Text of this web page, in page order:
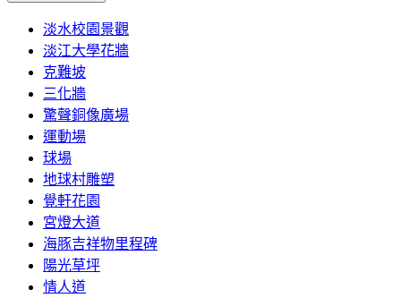
淡水校園景觀
淡江大學花牆
克難坡
三化牆
驚聲銅像廣場
運動場
球場
地球村雕塑
覺軒花園
宮燈大道
海豚吉祥物里程碑
陽光草坪
情人道